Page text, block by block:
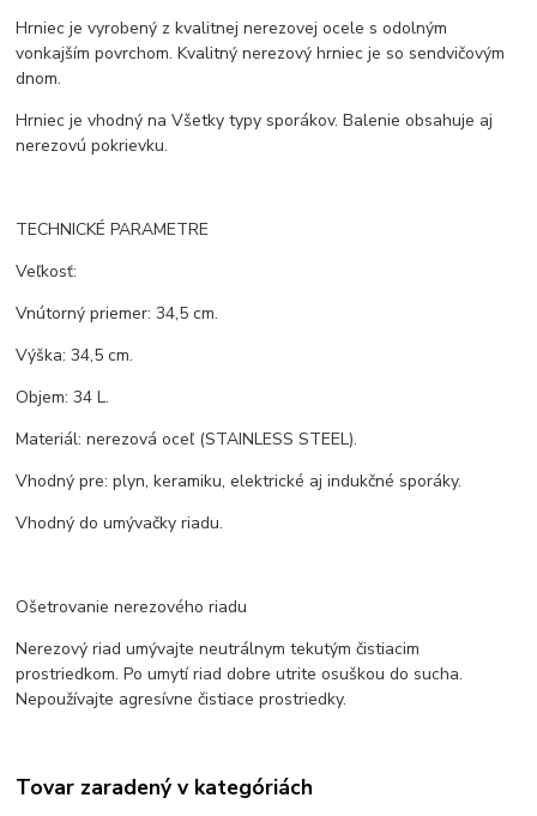
Hrniec je vyrobený z kvalitnej nerezovej ocele s odolným
vonkajším povrchom. Kvalitný nerezový hrniec je so sendvičovým
dnom.
Hrniec je vhodný na Všetky typy sporákov. Balenie obsahuje aj
nerezovú pokrievku.
TECHNICKÉ PARAMETRE
Veľkosť:
Vnútorný priemer: 34,5 cm.
Výška: 34,5 cm.
Objem: 34 L.
Materiál: nerezová oceľ (STAINLESS STEEL).
Vhodný pre: plyn, keramiku, elektrické aj indukčné sporáky.
Vhodný do umývačky riadu.
Ošetrovanie nerezového riadu
Nerezový riad umývajte neutrálnym tekutým čistiacim
prostriedkom. Po umytí riad dobre utrite osuškou do sucha.
Nepoužívajte agresívne čistiace prostriedky.
Tovar zaradený v kategóriách